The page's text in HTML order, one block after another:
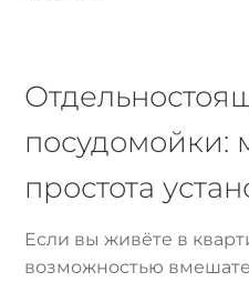
посудомойки:
простота
Если вы живёте в
возможностью